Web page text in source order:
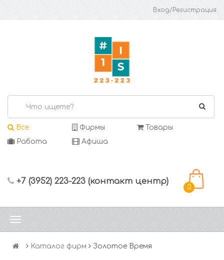
Вход/Регистрация
Все Фирмы
Товары
Работа
Афиша
+7 (3952) 223-223 (контакт центр)
0
Каталог фирм Золотое Время